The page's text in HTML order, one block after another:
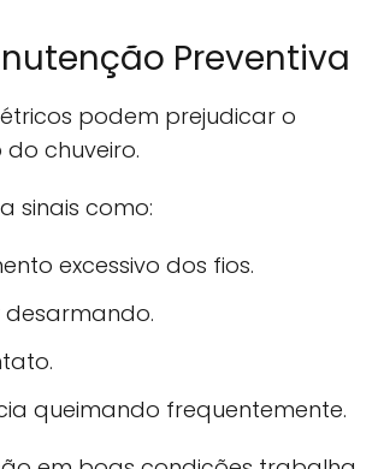
Preventiva
podem prejudicar o
chuveiro.
sinais como:
excessivo dos fios.
desarmando.
queimando frequentemente.